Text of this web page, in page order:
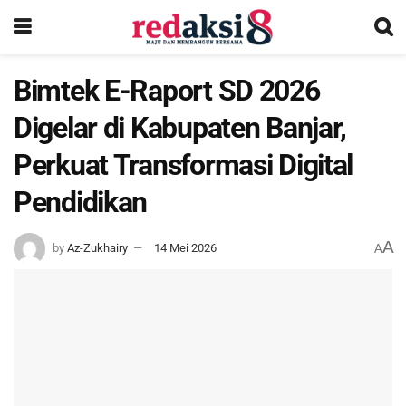
Bimtek E-Raport SD 2026
Digelar di Kabupaten Banjar,
Perkuat Transformasi Digital
Pendidikan
by Az-Zukhairy 14 Mei 2026 AA